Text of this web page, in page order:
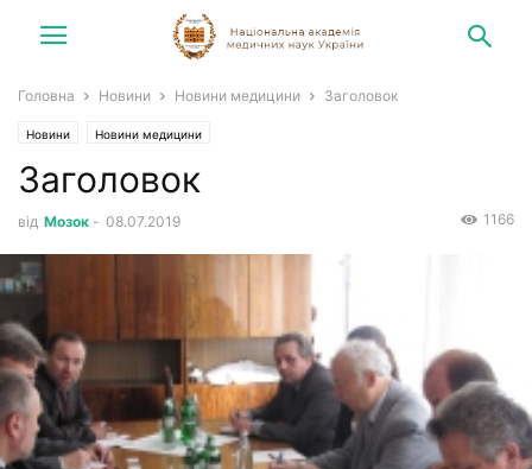
Головна Новини Новини медицини Заголовок
Новини Новини медицини
Заголовок
від Мозок - 08.07.2019 1166